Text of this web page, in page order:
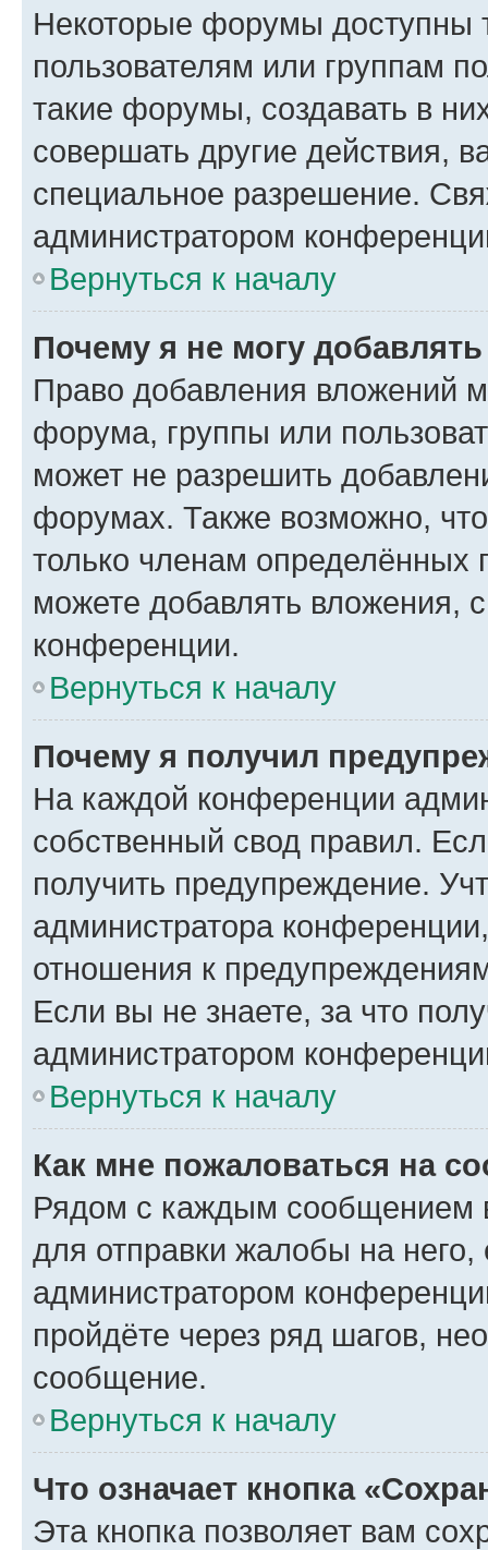
Некоторые форумы доступны
пользователям или группам
такие форумы, создавать в
совершать другие действия,
специальное разрешение.
администратором
Вернуться к началу
Почему я не могу
Право добавления вложений
форума, группы или
может не разрешить
форумах. Также возможно,
только членам определённых
можете добавлять вложения,
конференции.
Вернуться к началу
Почему я получил
На каждой конференции
собственный свод правил.
получить предупреждение.
администратора
отношения к
Если вы не знаете, за что
администратором
Вернуться к началу
Как мне пожаловаться на
Рядом с каждым сообщением
для отправки жалобы на
администратором
пройдёте через ряд шагов,
сообщение.
Вернуться к началу
Что означает кнопка
Эта кнопка позволяет вам